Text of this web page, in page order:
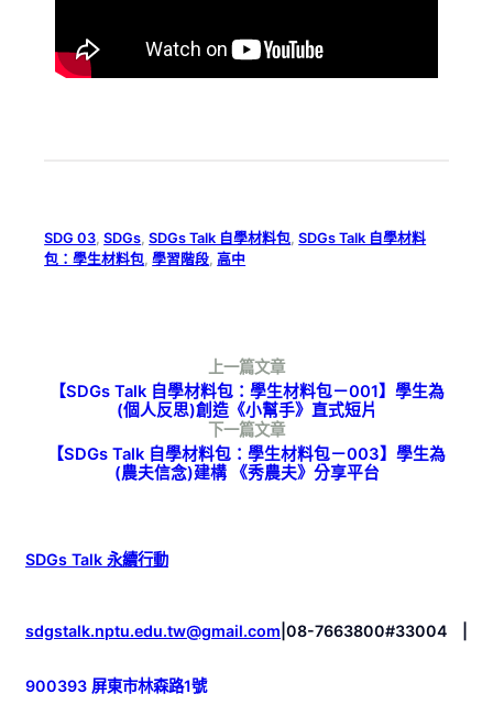
SDG 03 , SDGs , SDGs Talk 自學材料包 , SDGs Talk 自學材料
包：學生材料包 , 學習階段 , 高中
上一篇文章
【SDGs Talk 自學材料包：學生材料包－001】學生為
(個人反思)創造《小幫手》直式短片
下一篇文章
【SDGs Talk 自學材料包：學生材料包－003】學生為
(農夫信念)建構 《秀農夫》分享平台
SDGs Talk 永續行動
sdgstalk.nptu.edu.tw@gmail.com 08-7663800#33004
900393 屏東市林森路1號